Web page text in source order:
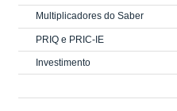
Multiplicadores do Saber
PRIQ e PRIC-IE
Investimento